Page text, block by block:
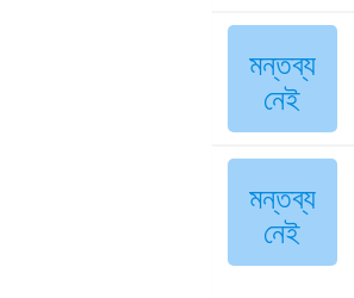
মন্তব্য
নেই
মন্তব্য
নেই